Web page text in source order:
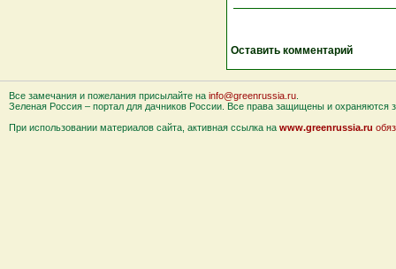
Оставить комментарий
Все замечания и пожелания присылайте на info@greenrussia.ru
Зеленая Россия – портал для дачников России. Все права защищены и охраняются
При использовании материалов сайта, активная ссылка на www.greenrussia.ru